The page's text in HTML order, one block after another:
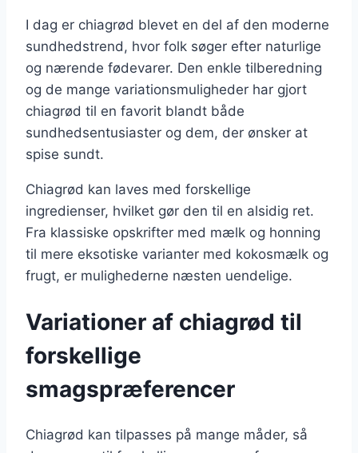
I dag er chiagrød blevet en del af den moderne
sundhedstrend, hvor folk søger efter naturlige
og nærende fødevarer. Den enkle tilberedning
og de mange variationsmuligheder har gjort
chiagrød til en favorit blandt både
sundhedsentusiaster og dem, der ønsker at
spise sundt.
Chiagrød kan laves med forskellige
ingredienser, hvilket gør den til en alsidig ret.
Fra klassiske opskrifter med mælk og honning
til mere eksotiske varianter med kokosmælk og
frugt, er mulighederne næsten uendelige.
Variationer af chiagrød til
forskellige
smagspræferencer
Chiagrød kan tilpasses på mange måder, så